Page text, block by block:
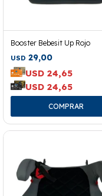
Booster Bebesit Up Rojo
USD 29,00
USD 24,65
USD 24,65